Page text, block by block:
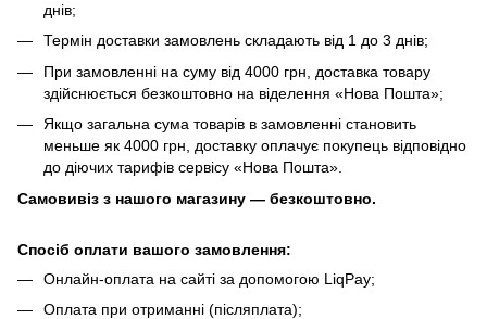
днів;
Термін доставки замовлень складають від 1 до 3 днів;
При замовленні на суму від 4000 грн, доставка товару
здійснюється безкоштовно на віделення «Нова Пошта»;
Якщо загальна сума товарів в замовленні становить
меньше як 4000 грн, доставку оплачує покупець відповідно
до діючих тарифів сервісу «Нова Пошта».
Самовивіз з нашого магазину — безкоштовно.
Спосіб оплати вашого замовлення:
Онлайн-оплата на сайті за допомогою LiqPay;
Оплата при отриманні (післяплата);